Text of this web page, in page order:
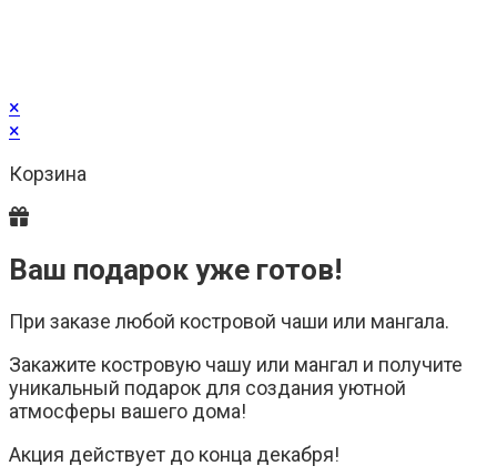
×
×
Корзина
Ваш подарок уже готов!
При заказе любой костровой чаши или мангала.
Закажите костровую чашу или мангал и получите
уникальный подарок для создания уютной
атмосферы вашего дома!
Акция действует до конца декабря!